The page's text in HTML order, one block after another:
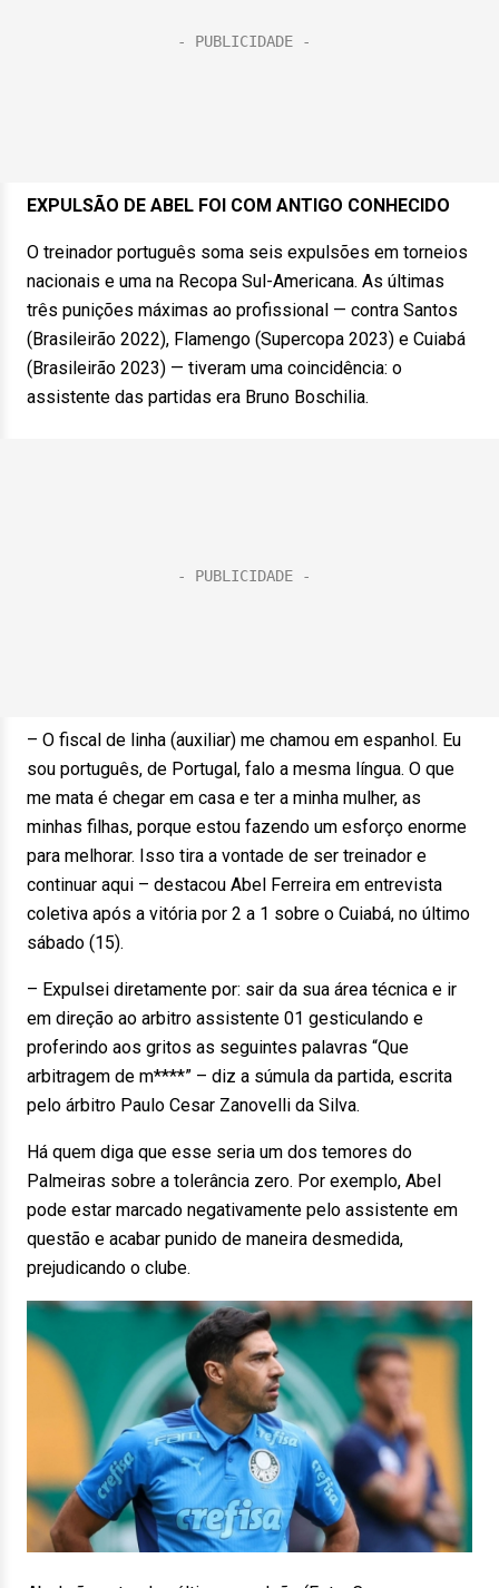
EXPULSÃO DE ABEL FOI COM ANTIGO CONHECIDO
O treinador português soma seis expulsões em torneios
nacionais e uma na Recopa Sul-Americana. As últimas
três punições máximas ao profissional — contra Santos
(Brasileirão 2022), Flamengo (Supercopa 2023) e Cuiabá
(Brasileirão 2023) — tiveram uma coincidência: o
assistente das partidas era Bruno Boschilia.
– O fiscal de linha (auxiliar) me chamou em espanhol. Eu
sou português, de Portugal, falo a mesma língua. O que
me mata é chegar em casa e ter a minha mulher, as
minhas filhas, porque estou fazendo um esforço enorme
para melhorar. Isso tira a vontade de ser treinador e
continuar aqui – destacou Abel Ferreira em entrevista
coletiva após a vitória por 2 a 1 sobre o Cuiabá, no último
sábado (15).
– Expulsei diretamente por: sair da sua área técnica e ir
em direção ao arbitro assistente 01 gesticulando e
proferindo aos gritos as seguintes palavras “Que
arbitragem de m****” – diz a súmula da partida, escrita
pelo árbitro Paulo Cesar Zanovelli da Silva.
Há quem diga que esse seria um dos temores do
Palmeiras sobre a tolerância zero. Por exemplo, Abel
pode estar marcado negativamente pelo assistente em
questão e acabar punido de maneira desmedida,
prejudicando o clube.